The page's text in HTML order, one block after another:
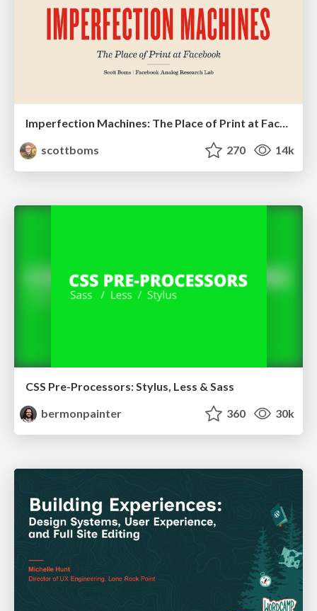
Imperfection Machines: The Place of Print at Facebook
scottboms
270 14k
CSS Pre-Processors: Stylus, Less & Sass
bermonpainter
360 30k